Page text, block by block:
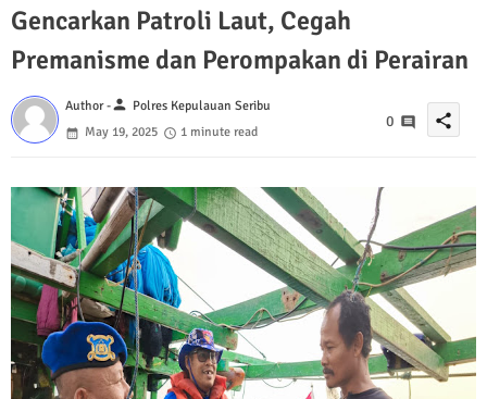
Gencarkan Patroli Laut, Cegah
Premanisme dan Perompakan di Perairan
Author -person Polres Kepulauan Seribu
May 19, 2025
1 minute read
0 share